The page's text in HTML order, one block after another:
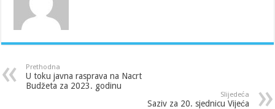
Prethodna
U toku javna rasprava na Nacrt
Budžeta za 2023. godinu
Slijedeća
Saziv za 20. sjednicu Vijeća